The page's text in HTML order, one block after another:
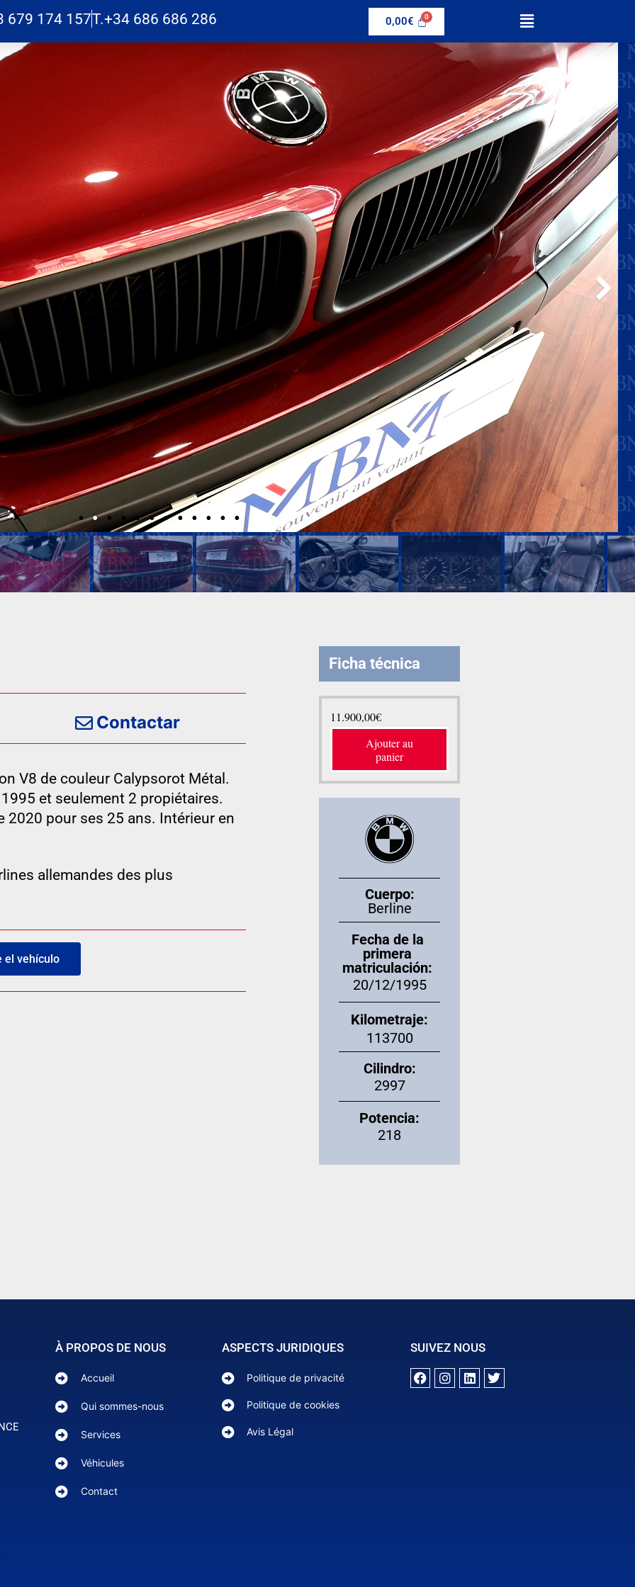
679 174 157T.+34 686 686 286 0,00€
Contactar
V8 de couleur Calypsorot Métal.
et seulement 2 propiétaires.
2020 pour ses 25 ans. Intérieur en
allemandes des plus
el vehículo
Ficha técnica
11.900,00€
Ajouter au
panier
Cuerpo:
Berline
Fecha de la
primera
matriculación:
20/12/1995
Kilometraje:
113700
Cilindro:
2997
Potencia:
218
À PROPOS DE NOUS
Accueil
Qui sommes-nous
Services
Véhicules
Contact
ASPECTS JURIDIQUES
Politique de privacité
Politique de cookies
Avis Légal
SUIVEZ NOUS